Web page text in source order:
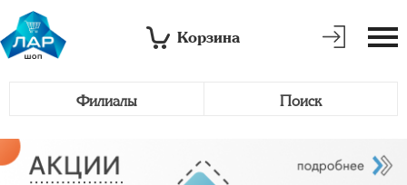
Корзина
Филиалы Поиск